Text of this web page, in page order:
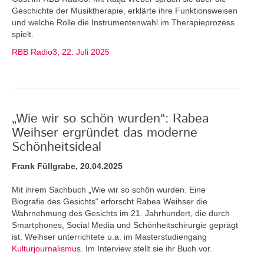
Geschichte der Musiktherapie, erklärte ihre Funktionsweisen
und welche Rolle die Instrumentenwahl im Therapieprozess
spielt.
RBB Radio3, 22. Juli 2025
„Wie wir so schön wurden“: Rabea
Weihser ergründet das moderne
Schönheitsideal
Frank Füllgrabe, 20.04.2025
Mit ihrem Sachbuch „Wie wir so schön wurden. Eine
Biografie des Gesichts“ erforscht Rabea Weihser die
Wahrnehmung des Gesichts im 21. Jahrhundert, die durch
Smartphones, Social Media und Schönheitschirurgie geprägt
ist. Weihser unterrichtete u.a. im Masterstudiengang
Kulturjournalismus . Im Interview stellt sie ihr Buch vor.